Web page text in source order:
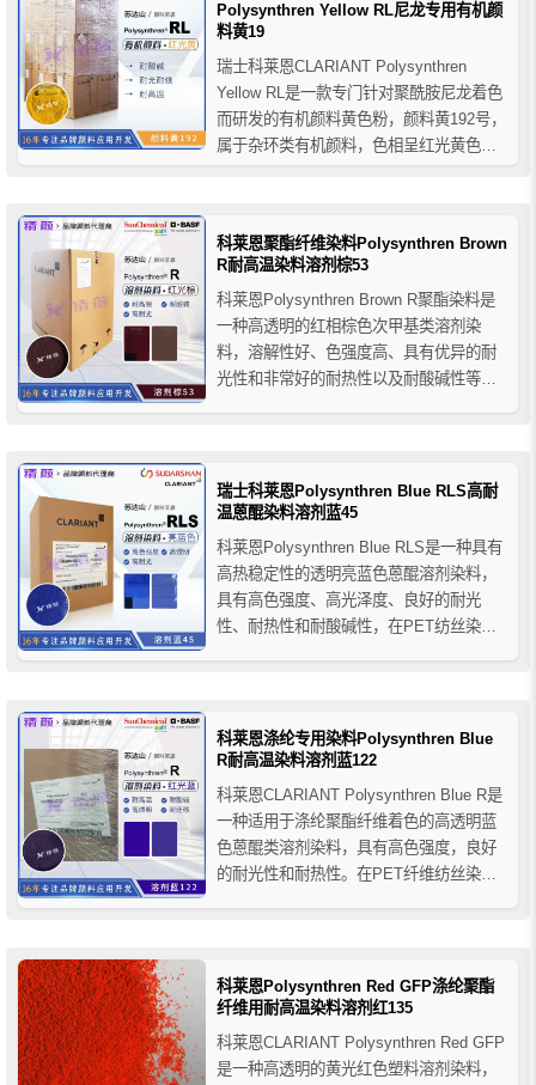
Polysynthren Yellow RL尼龙专用有机颜
料黄19
瑞士科莱恩CLARIANT Polysynthren
Yellow RL是一款专门针对聚酰胺尼龙着色
而研发的有机颜料黄色粉，颜料黄192号，
属于杂环类有机颜料，色相呈红光黄色，
科莱恩聚酯纤维染料Polysynthren Brown
R耐高温染料溶剂棕53
科莱恩Polysynthren Brown R聚酯染料是
一种高透明的红相棕色次甲基类溶剂染
料，溶解性好​、色强度高、具有优异的耐
光性和非常好的耐热性以及耐酸碱性等色
有良好的效果。更推荐的应用是PET瓶的
着色。
瑞士科莱恩Polysynthren Blue RLS高耐
温蒽醌染料溶剂蓝45
科莱恩Polysynthren Blue RLS是一种具有
高热稳定性的透明亮蓝色蒽醌溶剂染料，
具有高色强度、高光泽度、良好的耐光
性、耐热性和耐酸碱性，在PET纺丝染色
科莱恩涤纶专用染料Polysynthren Blue
R耐高温染料溶剂蓝122
科莱恩CLARIANT Polysynthren Blue R是
一种适用于涤纶聚酯纤维着色的高透明蓝
色蒽醌类溶剂染料，具有高色强度，良好
的耐光性和耐热性。在PET纤维纺丝染色
科莱恩Polysynthren Red GFP涤纶聚酯
纤维用耐高温染料溶剂红135
科莱恩CLARIANT Polysynthren Red GFP
是一种高透明的黄光红色塑料溶剂染料，